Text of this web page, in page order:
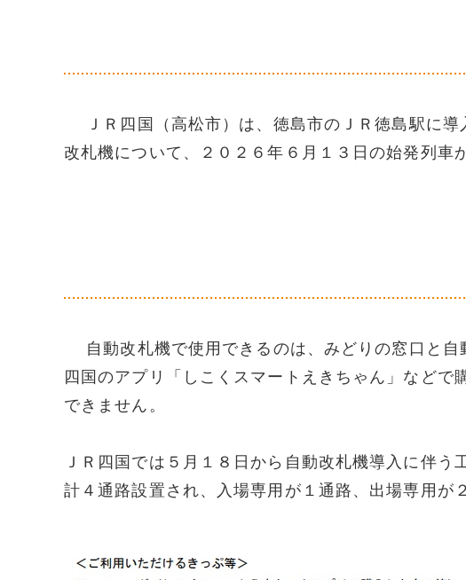
ＪＲ四国（高松市）は、徳島市のＪＲ徳島駅に導
改札機について、２０２６年６月１３日の始発列車
自動改札機で使用できるのは、みどりの窓口と自
四国のアプリ「しこくスマートえきちゃん」などで
できません。
ＪＲ四国では５月１８日から自動改札機導入に伴
計４通路設置され、入場専用が１通路、出場専用が